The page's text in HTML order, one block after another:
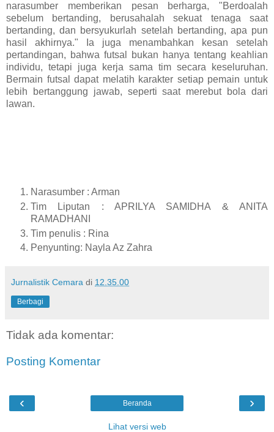
narasumber memberikan pesan berharga, "Berdoalah
sebelum bertanding, berusahalah sekuat tenaga saat
bertanding, dan bersyukurlah setelah bertanding, apa pun
hasil akhirnya." Ia juga menambahkan kesan setelah
pertandingan, bahwa futsal bukan hanya tentang keahlian
individu, tetapi juga kerja sama tim secara keseluruhan.
Bermain futsal dapat melatih karakter setiap pemain untuk
lebih bertanggung jawab, seperti saat merebut bola dari
lawan.
Narasumber : Arman
Tim Liputan : APRILYA SAMIDHA & ANITA
RAMADHANI
Tim penulis : Rina
Penyunting: Nayla Az Zahra
Jurnalistik Cemara di 12.35.00
Berbagi
Tidak ada komentar:
Posting Komentar
‹ ›
Beranda
Lihat versi web